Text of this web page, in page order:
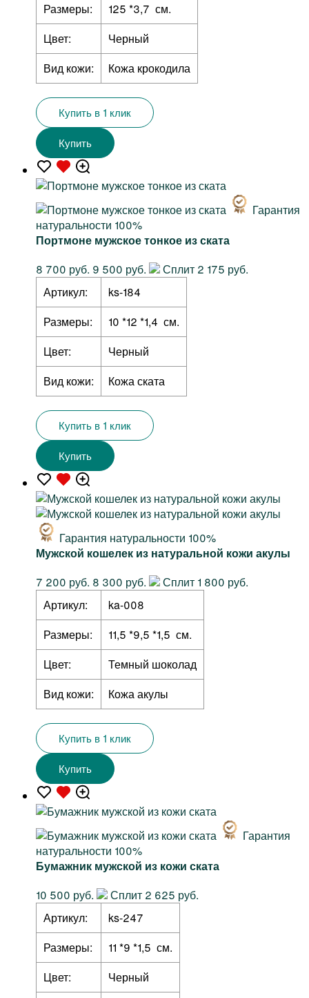
Размеры:
125 *3,7 см.
Цвет:
Черный
Вид кожи:
Кожа крокодила
Купить в 1 клик
Купить
Гарантия
натуральности 100%
Портмоне мужское тонкое из ската
8 700 руб. 9 500 руб.
Сплит 2 175 руб.
Артикул:
ks-184
Размеры:
10 *12 *1,4 см.
Цвет:
Черный
Вид кожи:
Кожа ската
Купить в 1 клик
Купить
Гарантия натуральности 100%
Мужской кошелек из натуральной кожи акулы
7 200 руб. 8 300 руб.
Сплит 1 800 руб.
Артикул:
ka-008
Размеры:
11,5 *9,5 *1,5 см.
Цвет:
Темный шоколад
Вид кожи:
Кожа акулы
Купить в 1 клик
Купить
Гарантия
натуральности 100%
Бумажник мужской из кожи ската
10 500 руб.
Сплит 2 625 руб.
Артикул:
ks-247
Размеры:
11 *9 *1,5 см.
Цвет:
Черный